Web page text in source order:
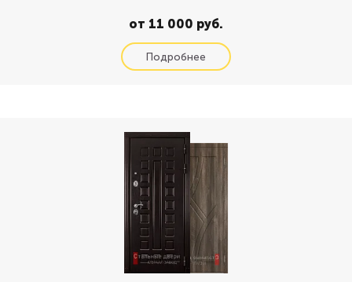
от 11 000 руб.